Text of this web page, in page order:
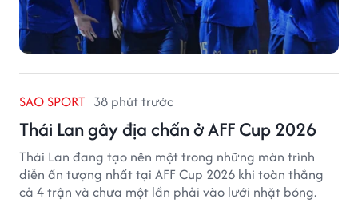
SAO SPORT 38 phút trước
Thái Lan gây địa chấn ở AFF Cup 2026
Thái Lan đang tạo nên một trong những màn trình
diễn ấn tượng nhất tại AFF Cup 2026 khi toàn thắng
cả 4 trận và chưa một lần phải vào lưới nhặt bóng.